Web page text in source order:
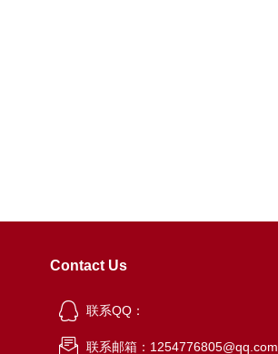
Contact Us
联系QQ：
联系邮箱：1254776805@qq.com